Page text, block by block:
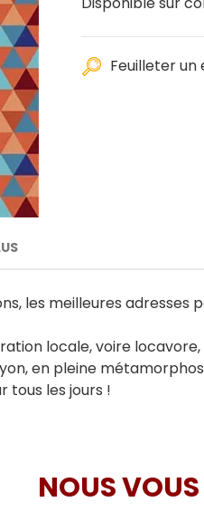
Feuilleter un
les meilleures adresses
locale, voire
en pleine
tous les jours !
NOUS